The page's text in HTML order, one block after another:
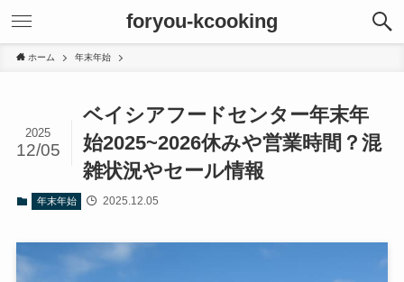
foryou-kcooking
ホーム 年末年始
ベイシアフードセンター年末年
始2025~2026休みや営業時間？混
雑状況やセール情報
2025
12/05
年末年始 2025.12.05